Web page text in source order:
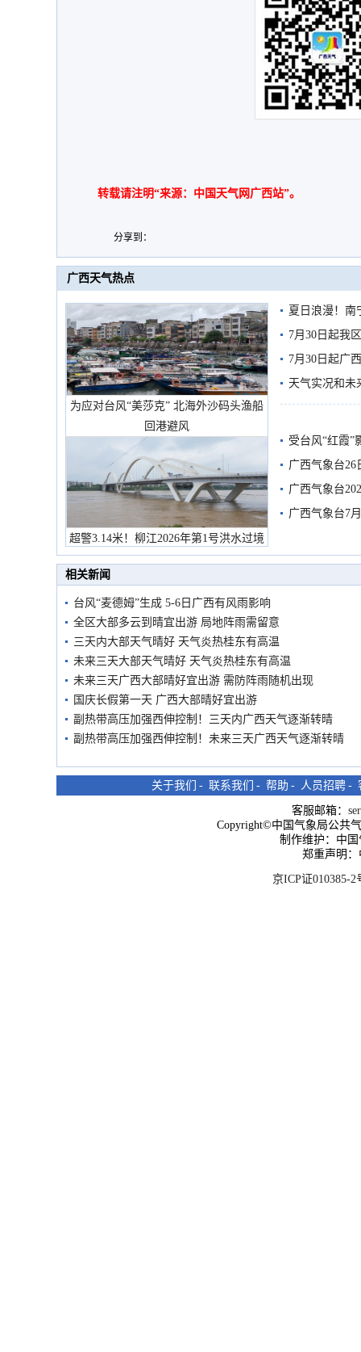
转载请注明“来源：中国天气网广西站”。
分享到：
广西天气热点
为应对台风“美莎克” 北海外沙码头渔船
回港避风
超警3.14米！柳江2026年第1号洪水过境
市民在堤岸见证汛况
夏日浪漫！南
7月30日起我
7月30日起广
天气实况和未
受台风“红霞”
有较强降雨
广西气象台26
广西气象台
预警
广西气象台7
相关新闻
台风“麦德姆”生成 5-6日广西有风雨影响
全区大部多云到晴宜出游 局地阵雨需留意
三天内大部天气晴好 天气炎热桂东有高温
未来三天大部天气晴好 天气炎热桂东有高温
未来三天广西大部晴好宜出游 需防阵雨随机出现
国庆长假第一天 广西大部晴好宜出游
副热带高压加强西伸控制！三天内广西天气逐渐转晴
副热带高压加强西伸控制！未来三天广西天气逐渐转晴
关于我们 - 联系我们 - 帮助 - 人员招聘 -
客服邮箱：
Copyright©中国气象局公共
制作维护：中
郑重声明
京ICP证010385-2